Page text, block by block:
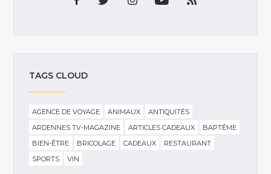
TAGS CLOUD
AGENCE DE VOYAGE ANIMAUX
ANTIQUITÉS
ARDENNES TV-MAGAZINE
ARTICLES CADEAUX
BAPTÊME
BIEN-ÊTRE
BRICOLAGE CADEAUX
RESTAURANT
SPORTS
VIN